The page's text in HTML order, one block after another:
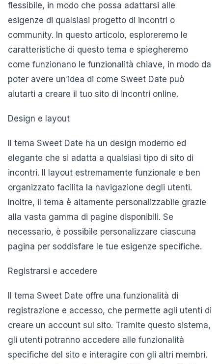
flessibile, in modo che possa adattarsi alle
esigenze di qualsiasi progetto di incontri o
community. In questo articolo, esploreremo le
caratteristiche di questo tema e spiegheremo
come funzionano le funzionalità chiave, in modo da
poter avere un’idea di come Sweet Date può
aiutarti a creare il tuo sito di incontri online.
Design e layout
Il tema Sweet Date ha un design moderno ed
elegante che si adatta a qualsiasi tipo di sito di
incontri. Il layout estremamente funzionale e ben
organizzato facilita la navigazione degli utenti.
Inoltre, il tema è altamente personalizzabile grazie
alla vasta gamma di pagine disponibili. Se
necessario, è possibile personalizzare ciascuna
pagina per soddisfare le tue esigenze specifiche.
Registrarsi e accedere
Il tema Sweet Date offre una funzionalità di
registrazione e accesso, che permette agli utenti di
creare un account sul sito. Tramite questo sistema,
gli utenti potranno accedere alle funzionalità
specifiche del sito e interagire con gli altri membri.